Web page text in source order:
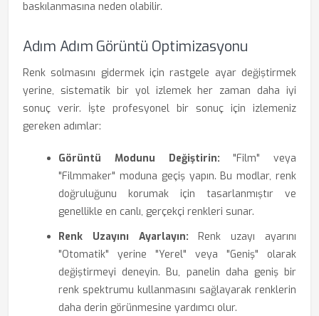
baskılanmasına neden olabilir.
Adım Adım Görüntü Optimizasyonu
Renk solmasını gidermek için rastgele ayar değiştirmek
yerine, sistematik bir yol izlemek her zaman daha iyi
sonuç verir. İşte profesyonel bir sonuç için izlemeniz
gereken adımlar:
Görüntü Modunu Değiştirin: "Film" veya
"Filmmaker" moduna geçiş yapın. Bu modlar, renk
doğruluğunu korumak için tasarlanmıştır ve
genellikle en canlı, gerçekçi renkleri sunar.
Renk Uzayını Ayarlayın: Renk uzayı ayarını
"Otomatik" yerine "Yerel" veya "Geniş" olarak
değiştirmeyi deneyin. Bu, panelin daha geniş bir
renk spektrumu kullanmasını sağlayarak renklerin
daha derin görünmesine yardımcı olur.